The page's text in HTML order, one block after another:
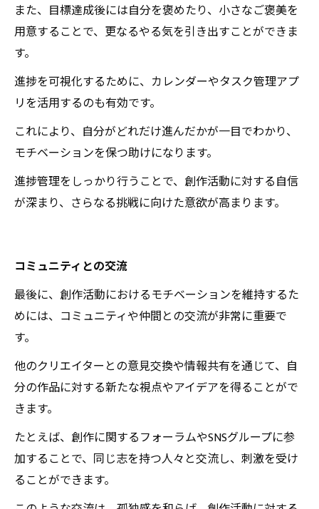
また、目標達成後には自分を褒めたり、小さなご褒美を
用意することで、更なるやる気を引き出すことができま
す。
進捗を可視化するために、カレンダーやタスク管理アプ
リを活用するのも有効です。
これにより、自分がどれだけ進んだかが一目でわかり、
モチベーションを保つ助けになります。
進捗管理をしっかり行うことで、創作活動に対する自信
が深まり、さらなる挑戦に向けた意欲が高まります。
コミュニティとの交流
最後に、創作活動におけるモチベーションを維持するた
めには、コミュニティや仲間との交流が非常に重要で
す。
他のクリエイターとの意見交換や情報共有を通じて、自
分の作品に対する新たな視点やアイデアを得ることがで
きます。
たとえば、創作に関するフォーラムやSNSグループに参
加することで、同じ志を持つ人々と交流し、刺激を受け
ることができます。